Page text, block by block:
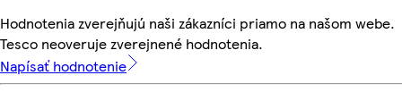
Hodnotenia zverejňujú naši zákazníci priamo na našom webe.
Tesco neoveruje zverejnené hodnotenia.
Napísať hodnotenie